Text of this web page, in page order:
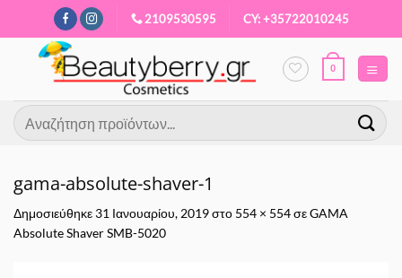
Μετάβαση
περιεχόμενο
2109530595 CY: +35722010245
0
Αναζήτηση
για:
gama-absolute-shaver-1
Δημοσιεύθηκε 31 Ιανουαρίου, 2019στο 554 × 554σεGAMA
Absolute Shaver SMB-5020